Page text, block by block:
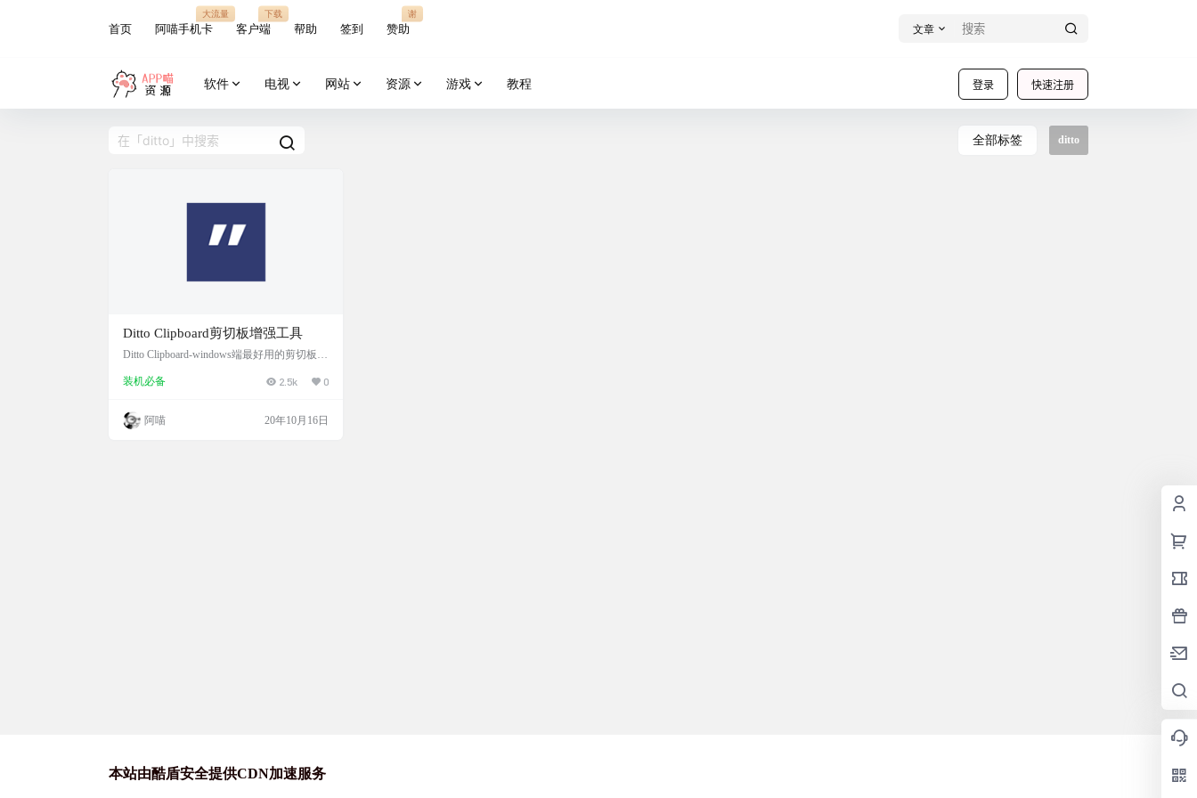
首页 阿喵手机卡
大流量
客户端
下载
帮助 签到 赞助
谢
文章
登录 快速注册
软件 电视 网站 资源 游戏 教程
全部标签 ditto
Ditto Clipboard剪切板增强工具
Ditto Clipboard-windows端最好用的剪切板历
切板记录。支持修改剪切板记录内容，支持
github上开源，支持中文。 软件简介 Ditto 是
标准 Windows 剪贴板的扩展。它保存放置
装机必备 2.5k 0
阿喵 20年10月16日
本站由酷盾安全提供CDN加速服务